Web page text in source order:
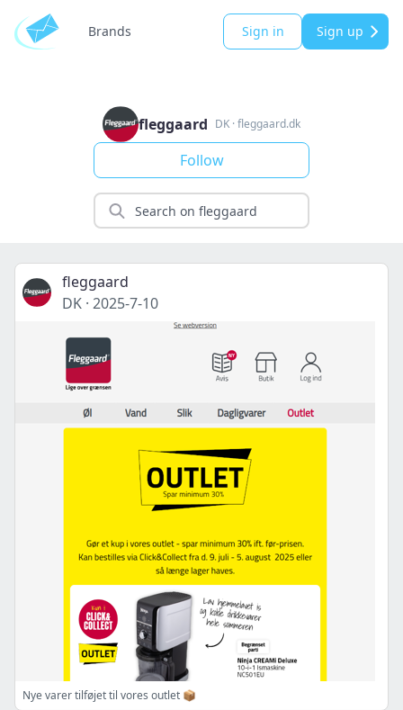
Brands Sign in Sign up
fleggaard DK ·fleggaard.dk
Follow
fleggaard
DK · 2025-7-10
Nye varer tilføjet til vores outlet 📦